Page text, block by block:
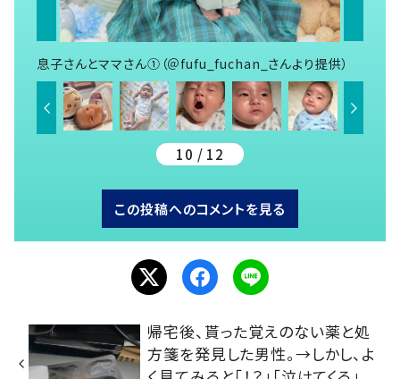
息子さんとママさん①（＠fufu_fuchan_さんより提供）
10 / 12
この投稿へのコメントを見る
帰宅後、貰った覚えのない薬と処
方箋を発見した男性。→しかし、よ